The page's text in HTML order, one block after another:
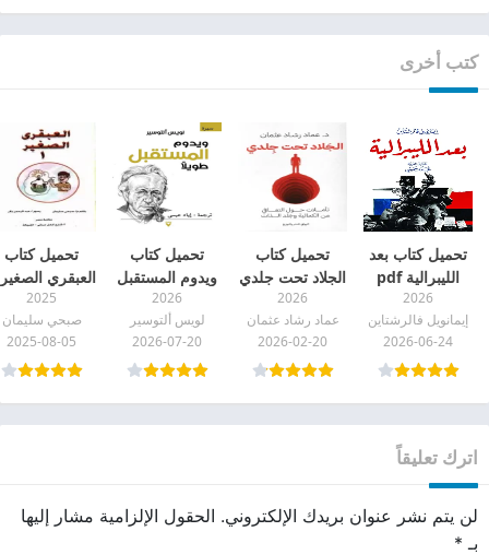
كتب أخرى
تحميل كتاب بعد
الليبرالية pdf
2026
إيمانويل فالرشتاين
2026-06-24
تحميل كتاب
الجلاد تحت جلدي
pdf
2026
عماد رشاد عثمان
2026-02-20
تحميل كتاب
ويدوم المستقبل
طويلًا pdf
2026
لويس ألتوسير
2026-07-20
تحميل كتاب
pdf
2025
صبحي سليمان
2025-08-05
اترك تعليقاً
لن يتم نشر عنوان بريدك الإلكتروني. الحقول الإلزامية مشار إليها
بـ *